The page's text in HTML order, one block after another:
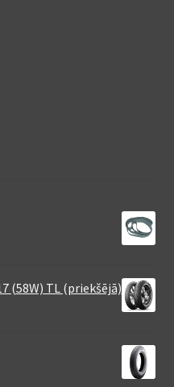
(58W) TL (priekšējā)